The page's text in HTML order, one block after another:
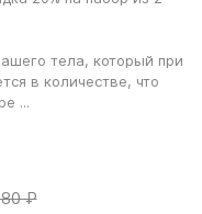
тела, который при
в количестве, что
...
₽